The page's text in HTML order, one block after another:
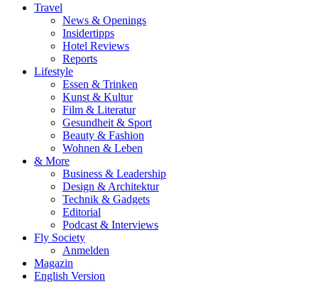
Travel
News & Openings
Insidertipps
Hotel Reviews
Reports
Lifestyle
Essen & Trinken
Kunst & Kultur
Film & Literatur
Gesundheit & Sport
Beauty & Fashion
Wohnen & Leben
& More
Business & Leadership
Design & Architektur
Technik & Gadgets
Editorial
Podcast & Interviews
Fly Society
Anmelden
Magazin
English Version